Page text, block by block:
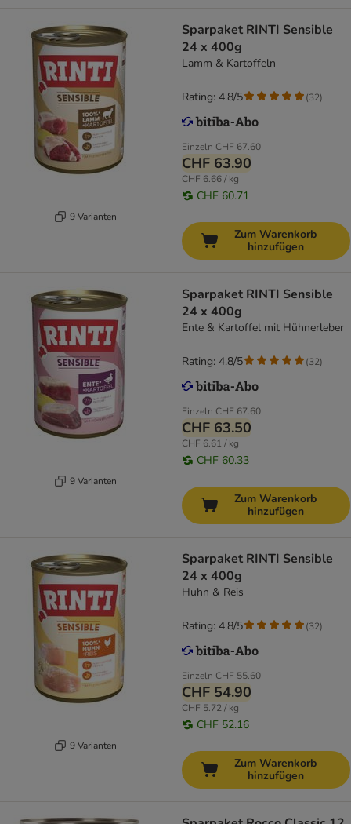
9 Varianten
Sparpaket RINTI Sensible
24 x 400g
Lamm & Kartoffeln
Einzeln CHF 67.60
CHF 63.90
CHF 6.66 / kg
CHF 60.71
Rating: 4.8/5 (32)
Zum Warenkorb
hinzufügen
9 Varianten
Sparpaket RINTI Sensible
24 x 400g
Ente & Kartoffel mit Hühnerleber
Einzeln CHF 67.60
CHF 63.50
CHF 6.61 / kg
CHF 60.33
Rating: 4.8/5 (32)
Zum Warenkorb
hinzufügen
9 Varianten
Sparpaket RINTI Sensible
24 x 400g
Huhn & Reis
Einzeln CHF 55.60
CHF 54.90
CHF 5.72 / kg
CHF 52.16
Rating: 4.8/5 (32)
Zum Warenkorb
hinzufügen